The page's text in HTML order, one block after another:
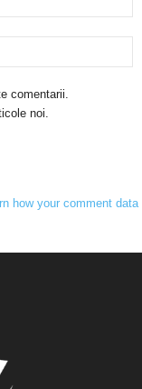
comentarii.
noi.
how your comment data